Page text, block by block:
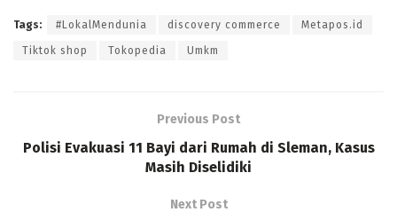
Tags: #LokalMendunia discovery commerce Metapos.id
Tiktok shop Tokopedia Umkm
Previous Post
Polisi Evakuasi 11 Bayi dari Rumah di Sleman, Kasus
Masih Diselidiki
Next Post